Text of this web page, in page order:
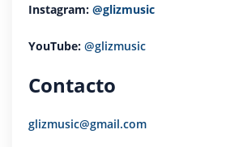
Instagram: @glizmusic
YouTube: @glizmusic
Contacto
glizmusic@gmail.com